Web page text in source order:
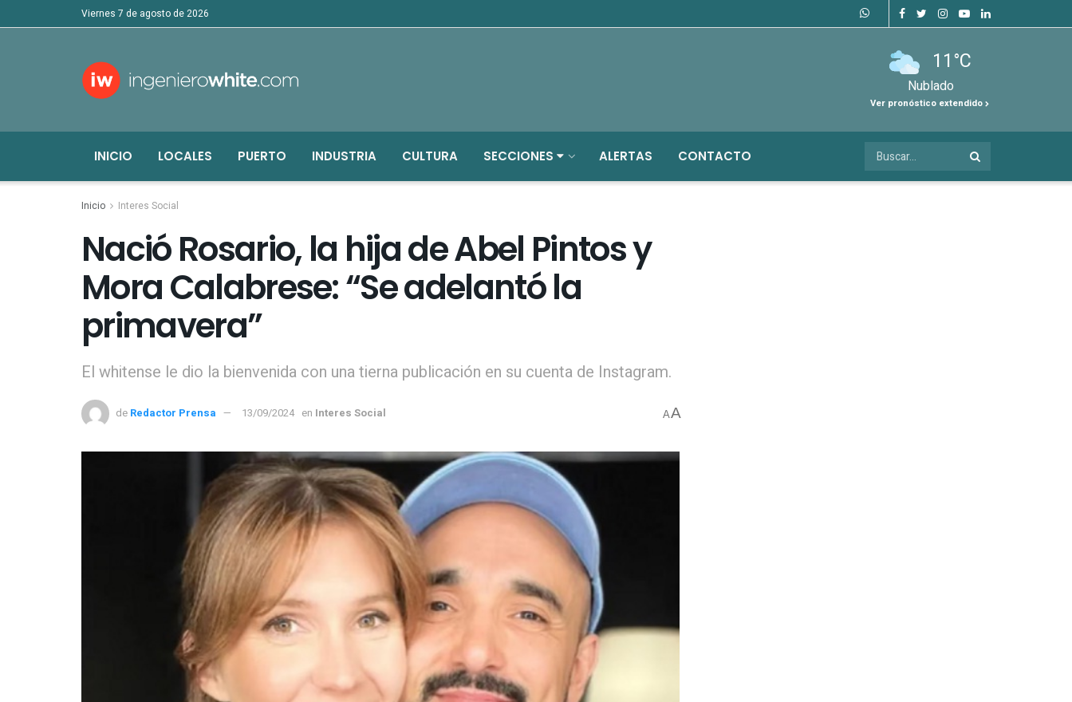
viernes 7 de agosto de 2026
11°C
Nublado
Ver pronóstico extendido
INICIO LOCALES PUERTO INDUSTRIA CULTURA SECCIONES ALERTAS CONTACTO
Inicio Interes Social
Nació Rosario, la hija de Abel Pintos y
Mora Calabrese: “Se adelantó la
primavera”
El whitense le dio la bienvenida con una tierna publicación en su cuenta de Instagram.
de Redactor Prensa 13/09/2024 en Interes Social AA